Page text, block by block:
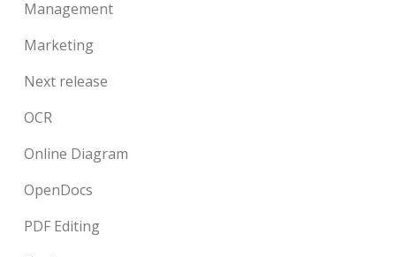
Management
Marketing
Next release
OCR
Online Diagram
OpenDocs
PDF Editing